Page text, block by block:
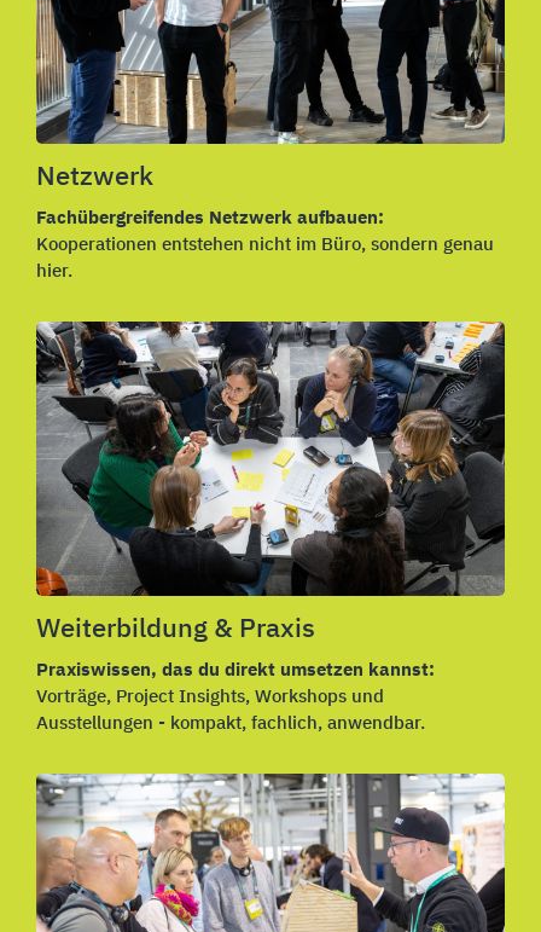
Netzwerk
Fachübergreifendes Netzwerk aufbauen:
Kooperationen entstehen nicht im Büro, sondern genau
hier.
Weiterbildung & Praxis
Praxiswissen, das du direkt umsetzen kannst:
Vorträge, Project Insights, Workshops und
Ausstellungen - kompakt, fachlich, anwendbar.